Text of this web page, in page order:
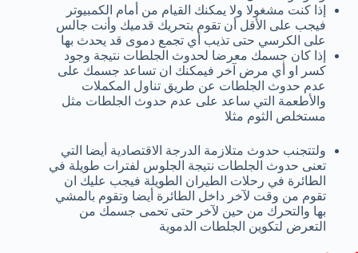
إذا كنت مشغولا ولا يمكنك القيام من أمام الكمبيوتر
فيجب على الأقل أن تقوم بتحريك قدميك وأنت جالس
على الكرسي حتى تذيب أي تجمع دموى قد يحدث بها
إذا كان جسمك معرضا لحدوث الجلطات نتيجة وجود
كسر او أي مرض آخر فيمكنك ان تساعد جسمك على
عدم حدوث الجلطات عن طريق تناول المكملات
والأطعمة التي ساعد على عدم حدوث الجلطات مثل
مستخلص الثوم مثلا
ولتتجنب حدوث متلازمة الدرجة الاقتصادية أيضا التي
تعنى حدوث الجلطات نتيجة الجلوس لفترات طويلة في
الطائرة في رحلات الطيران الطويلة فيجب عليك ان
تقوم من وقت لآخر داخل الطائرة أيضا وتقوم بالمشي
بها والتحرك من حين لآخر حتى تحمى جسمك من
التعرض لتكوين الجلطات الدموية